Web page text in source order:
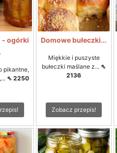
- ogórki
pikantne,
⇖ 2250
Domowe bułeczki...
Miękkie i puszyste
bułeczki maślane z... ⇖
2136
Zobacz przepis!